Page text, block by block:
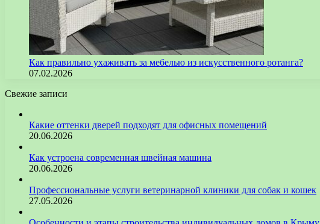
Как правильно ухаживать за мебелью из искусственного ротанга?
07.02.2026
Свежие записи
Какие оттенки дверей подходят для офисных помещений
20.06.2026
Как устроена современная швейная машина
20.06.2026
Профессиональные услуги ветеринарной клиники для собак и кошек
27.05.2026